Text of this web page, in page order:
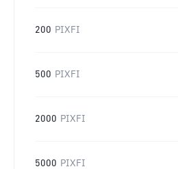
200 PIXFI
500 PIXFI
2000 PIXFI
5000 PIXFI